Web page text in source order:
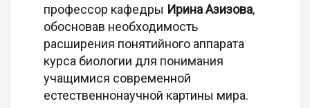
профессор кафедры Ирина Азизова,
обосновав необходимость
расширения понятийного аппарата
курса биологии для понимания
учащимися современной
естественнонаучной картины мира.